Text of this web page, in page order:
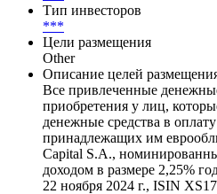
Тип инвесторов
***
Цели размещения
Other
Описание целей
Все привлеченные
приобретения у лиц,
денежные средства в
принадлежащих им
Capital S.A.,
доходом в размере 2,25%
22 ноября 2024 г., ISIN